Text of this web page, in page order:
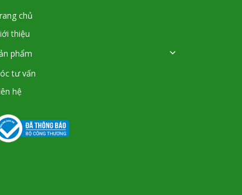
chủ
thiệu
phẩm
tư vấn
hệ